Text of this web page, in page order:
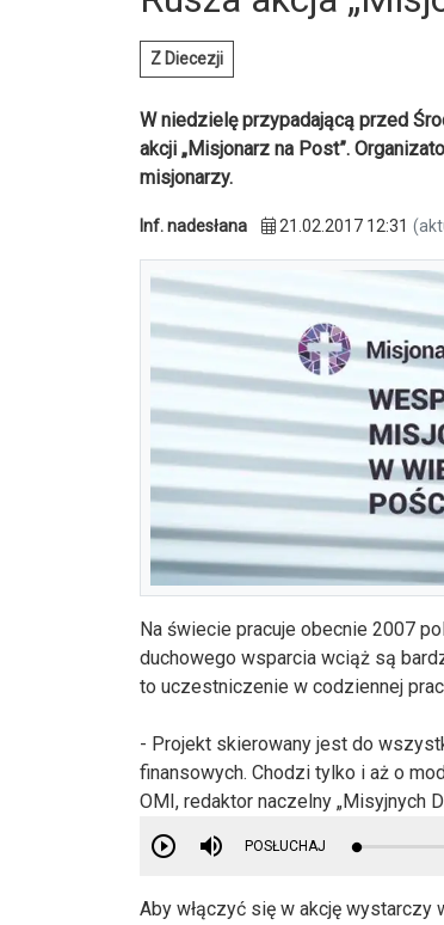
Z Diecezji
W niedzielę przypadającą przed
akcji „Misjonarz na Post”.
misjonarzy.
Inf. nadesłana 21.02.2017 12:31
Na świecie pracuje obecnie 2007
duchowego wsparcia wciąż są
to uczestniczenie w codziennej
- Projekt skierowany jest do
finansowych. Chodzi tylko i aż o
OMI, redaktor naczelny „Misyjnych
POSŁUCHAJ
Aby włączyć się w akcję wystarczy